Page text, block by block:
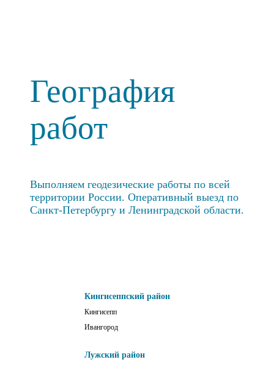
География
работ
Выполняем геодезические работы по всей
территории России. Оперативный выезд по
Санкт-Петербургу и Ленинградской области.
Кингисеппский район
Кингисепп
Ивангород
Лужский район